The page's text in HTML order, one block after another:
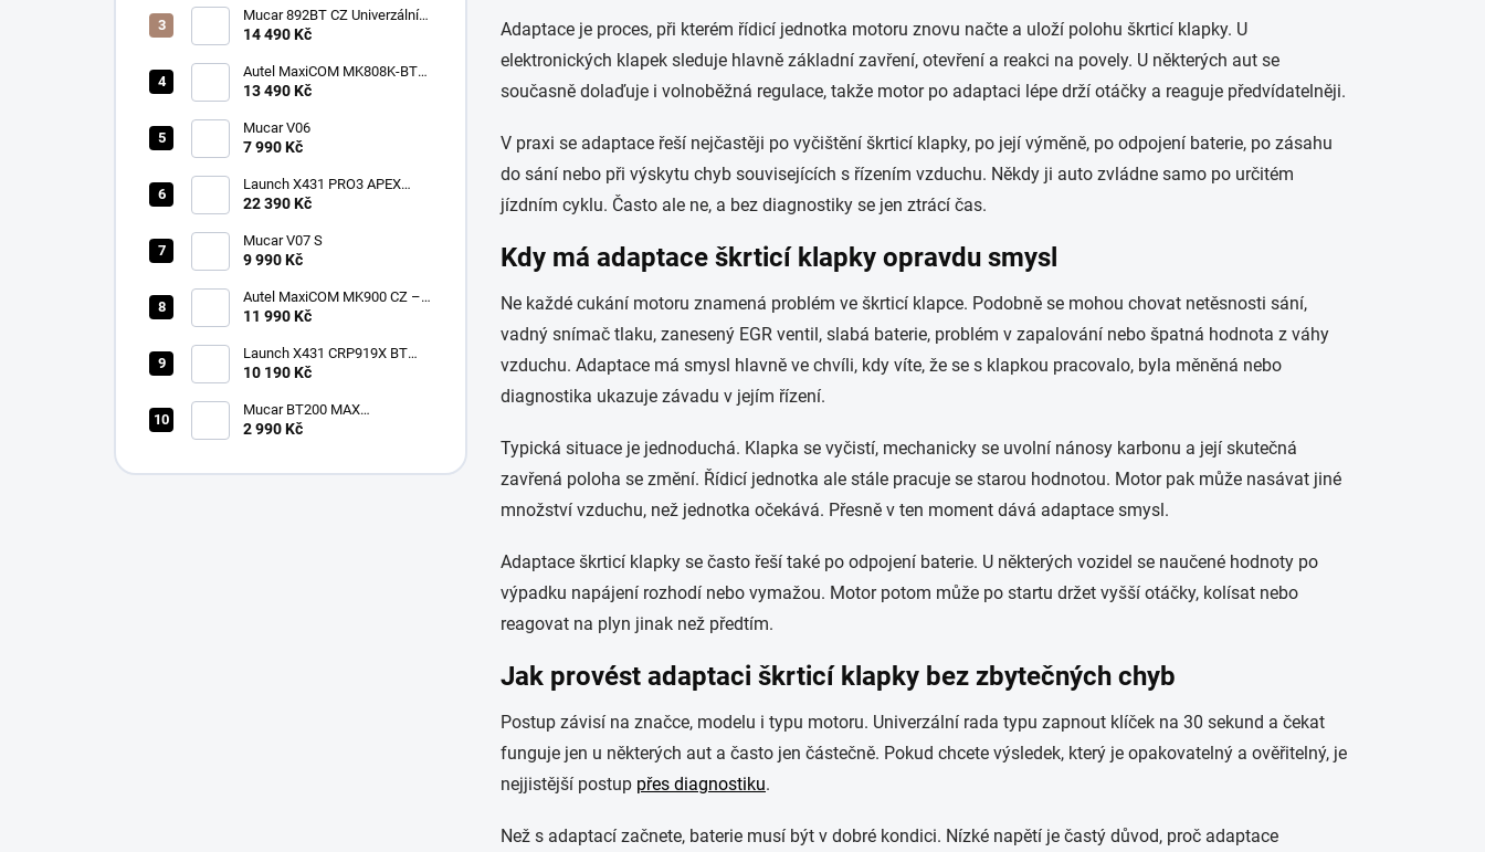
Mucar 892BT CZ Univerzální
diagnostika , CAN-FD, DOIP
14 490 Kč
Autel MaxiCOM MK808K-BT
CZ
13 490 Kč
Mucar V06
7 990 Kč
Launch X431 PRO3 APEX
2026 CZ
22 390 Kč
Mucar V07 S
9 990 Kč
Autel MaxiCOM MK900 CZ –
2026 profesionální
11 990 Kč
Launch X431 CRP919X BT
Bluetooth
10 190 Kč
Mucar BT200 MAX
multiznačková diagnostika v
2 990 Kč
Adaptace je proces, při kterém řídicí jednotka motoru znovu načte a uloží polohu škrticí klapky. U
elektronických klapek sleduje hlavně základní zavření, otevření a reakci na povely. U některých aut se
současně dolaďuje i volnoběžná regulace, takže motor po adaptaci lépe drží otáčky a reaguje předvídatelněji.
V praxi se adaptace řeší nejčastěji po vyčištění škrticí klapky, po její výměně, po odpojení baterie, po zásahu
do sání nebo při výskytu chyb souvisejících s řízením vzduchu. Někdy ji auto zvládne samo po určitém
jízdním cyklu. Často ale ne, a bez diagnostiky se jen ztrácí čas.
Kdy má adaptace škrticí klapky opravdu smysl
Ne každé cukání motoru znamená problém ve škrticí klapce. Podobně se mohou chovat netěsnosti sání,
vadný snímač tlaku, zanesený EGR ventil, slabá baterie, problém v zapalování nebo špatná hodnota z váhy
vzduchu. Adaptace má smysl hlavně ve chvíli, kdy víte, že se s klapkou pracovalo, byla měněná nebo
diagnostika ukazuje závadu v jejím řízení.
Typická situace je jednoduchá. Klapka se vyčistí, mechanicky se uvolní nánosy karbonu a její skutečná
zavřená poloha se změní. Řídicí jednotka ale stále pracuje se starou hodnotou. Motor pak může nasávat jiné
množství vzduchu, než jednotka očekává. Přesně v ten moment dává adaptace smysl.
Adaptace škrticí klapky se často řeší také po odpojení baterie. U některých vozidel se naučené hodnoty po
výpadku napájení rozhodí nebo vymažou. Motor potom může po startu držet vyšší otáčky, kolísat nebo
reagovat na plyn jinak než předtím.
Jak provést adaptaci škrticí klapky bez zbytečných chyb
Postup závisí na značce, modelu i typu motoru. Univerzální rada typu zapnout klíček na 30 sekund a čekat
funguje jen u některých aut a často jen částečně. Pokud chcete výsledek, který je opakovatelný a ověřitelný, je
nejjistější postup přes diagnostiku.
Než s adaptací začnete, baterie musí být v dobré kondici. Nízké napětí je častý důvod, proč adaptace